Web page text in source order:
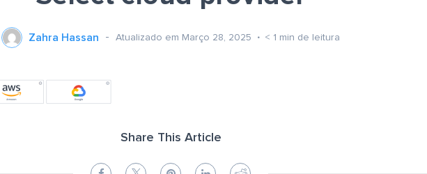
Zahra Hassan Atualizado em Março 28, 2025 < 1 min de leitura
Share This Article